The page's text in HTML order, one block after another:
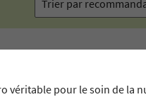
véritable pour le soin de la